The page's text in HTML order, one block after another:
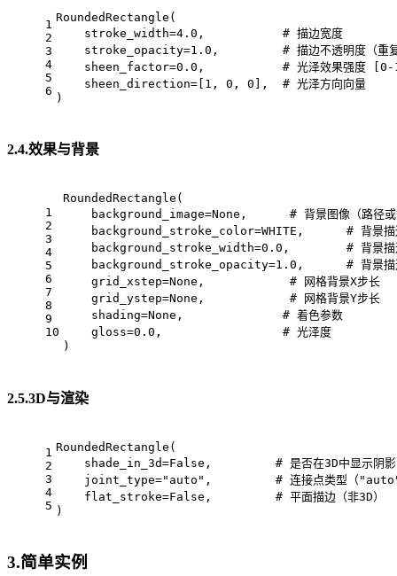
1
2
3
4
5
6
RoundedRectangle(
    stroke_width=4.0,           # 描边宽度
stroke_opacity=1.0,         # 描边不透明度（重
sheen_factor=0.0,           # 光泽效果强度
    sheen_direction=[1, 0, 0],  # 光泽方向向量
)
2.4.效果与背景
1
2
3
4
5
6
7
8
9
10
RoundedRectangle(
background_image=None,      # 背景图像（路径或
background_stroke_color=WHITE,      # 背景描
background_stroke_width=0.0,        # 背景描
background_stroke_opacity=1.0,      # 背景描
    grid_xstep=None,            # 网格背景X步长
    grid_ystep=None,            # 网格背景Y步长
    shading=None,              # 着色参数
    gloss=0.0,                 # 光泽度
)
2.5.3D与渲染
1
2
3
4
5
RoundedRectangle(
    shade_in_3d=False,         # 是否在3D中显示阴影
joint_type="auto",         # 连接点类型（
    flat_stroke=False,         # 平面描边（非3D）
)
3.简单实例